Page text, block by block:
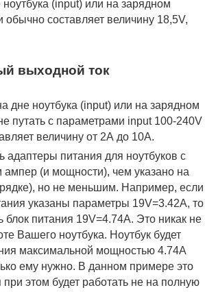
(input) или на зарядном
обычно составляет величину 18,5V,
выходной ток
дне ноутбука (input) или на зарядном
путать с параметрами input 100-240V
величину от 2А до 10A.
адаптеры питания для ноутбуков с
(и мощности), чем указано на
но не меньшим. Например, если
указаны параметры 19V=3.42A, то
блок питания 19V=4.74A. Это никак не
Вашего ноутбука. Ноутбук будет
максимальной мощностью 4.74А
ему нужно. В данном примере это
этом будет работать не на полную